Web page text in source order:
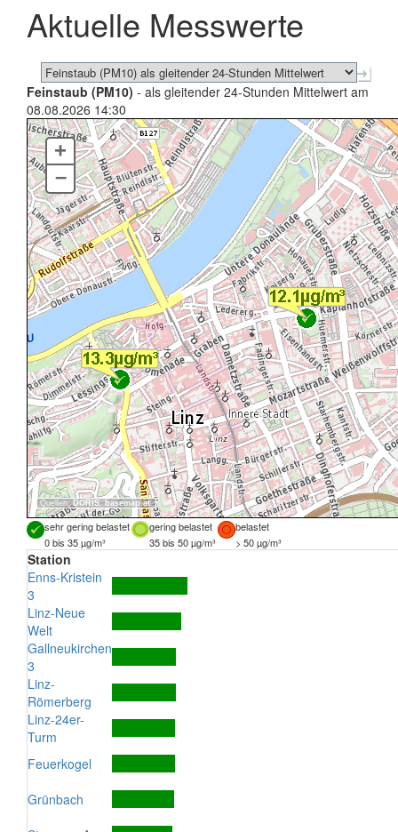
schließen
Aktuelle Messwerte
Feinstaub (PM10) - als gleitender 24-Stunden Mittelwert am
08.08.2026 14:30
Quellen:DORIS, basemap.at
+
–
sehr gering belastet gering belastet
belastet
0 bis 35 µg/m³
35 bis 50 µg/m³ > 50 µg/m³
Station
Enns-Kristein
3
Linz-Neue
Welt
Gallneukirchen
3
Linz-
Römerberg
Linz-24er-
Turm
Feuerkogel
Grünbach